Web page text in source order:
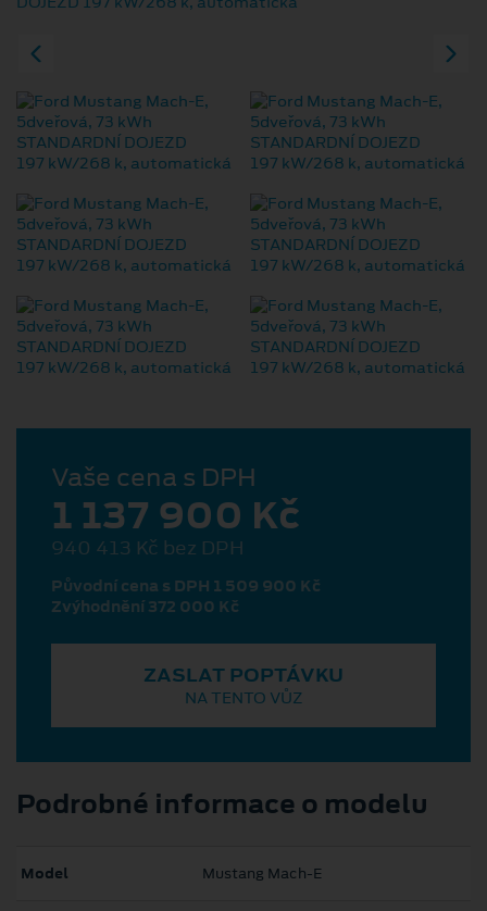
Vaše cena s DPH
1 137 900 Kč
940 413 Kč bez DPH
Původní cena s DPH 1 509 900 Kč
Zvýhodnění 372 000 Kč
ZASLAT POPTÁVKU
NA TENTO VŮZ
Podrobné informace o modelu
Model Mustang Mach‑E